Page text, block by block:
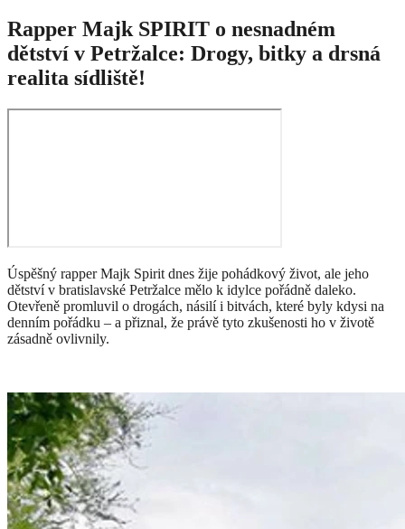
Rapper Majk SPIRIT o nesnadném
dětství v Petržalce: Drogy, bitky a drsná
realita sídliště!
Úspěšný rapper Majk Spirit dnes žije pohádkový život, ale jeho
dětství v bratislavské Petržalce mělo k idylce pořádně daleko.
Otevřeně promluvil o drogách, násilí i bitvách, které byly kdysi na
denním pořádku – a přiznal, že právě tyto zkušenosti ho v životě
zásadně ovlivnily.